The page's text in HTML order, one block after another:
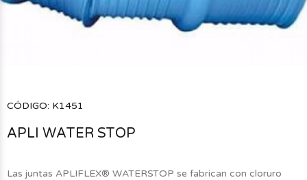
CÓDIGO: K1451
APLI WATER STOP
Las juntas APLIFLEX® WATERSTOP se fabrican con cloruro